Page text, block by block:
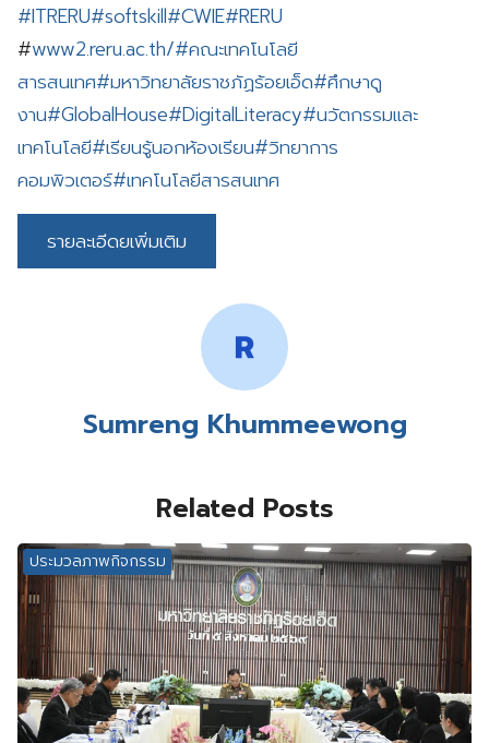
#ITRERU#softskill#CWIE#RERU
#www2.reru.ac.th/#คณะเทคโนโลยี
สารสนเทศ#มหาวิทยาลัยราชภัฏร้อยเอ็ด#ศึกษาดู
งาน#GlobalHouse#DigitalLiteracy#นวัตกรรมและ
เทคโนโลยี#เรียนรู้นอกห้องเรียน#วิทยาการ
คอมพิวเตอร์#เทคโนโลยีสารสนเทศ
รายละเอีดยเพิ่มเติม
Sumreng Khummeewong
Related Posts
ประมวลภาพกิจกรรม